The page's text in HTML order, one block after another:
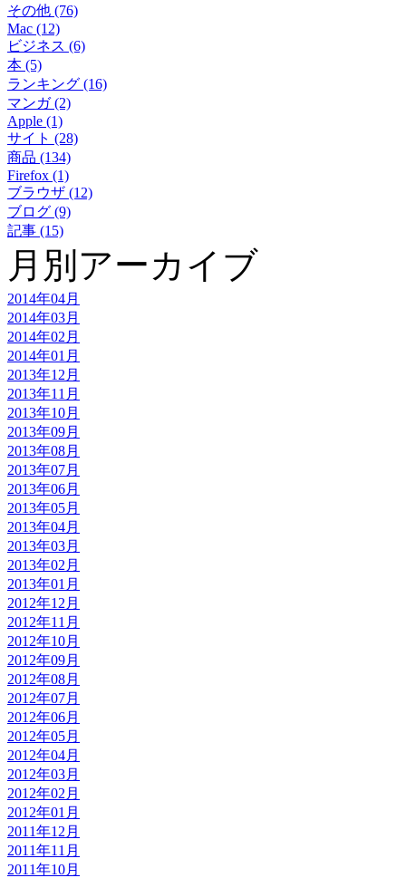
その他 (76)
Mac (12)
ビジネス (6)
本 (5)
ランキング (16)
マンガ (2)
Apple (1)
サイト (28)
商品 (134)
Firefox (1)
ブラウザ (12)
ブログ (9)
記事 (15)
月別アーカイブ
2014年04月
2014年03月
2014年02月
2014年01月
2013年12月
2013年11月
2013年10月
2013年09月
2013年08月
2013年07月
2013年06月
2013年05月
2013年04月
2013年03月
2013年02月
2013年01月
2012年12月
2012年11月
2012年10月
2012年09月
2012年08月
2012年07月
2012年06月
2012年05月
2012年04月
2012年03月
2012年02月
2012年01月
2011年12月
2011年11月
2011年10月